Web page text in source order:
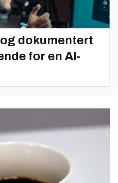
dokumentert
for en AI-